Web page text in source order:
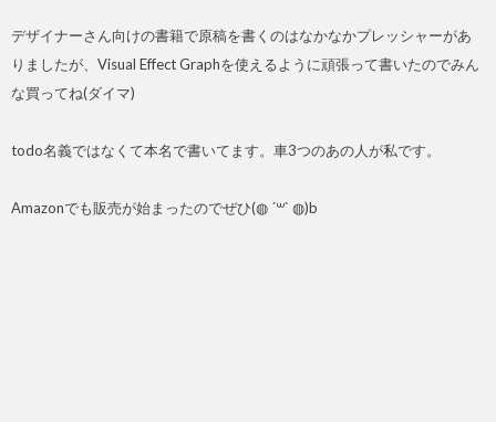
デザイナーさん向けの書籍で原稿を書くのはなかなかプレッシャーがあ
りましたが、Visual Effect Graphを使えるように頑張って書いたのでみん
な買ってね(ダイマ)
todo名義ではなくて本名で書いてます。車3つのあの人が私です。
Amazonでも販売が始まったのでぜひ(◍ ´꒳` ◍)b